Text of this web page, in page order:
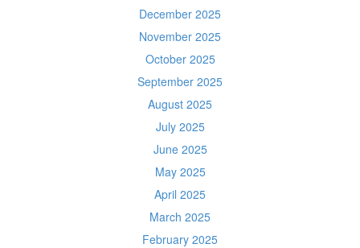
December 2025
November 2025
October 2025
September 2025
August 2025
July 2025
June 2025
May 2025
April 2025
March 2025
February 2025